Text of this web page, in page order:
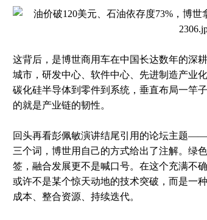
这背后，是博世商用车在中国长达数年的深
城市，研发中心、软件中心、先进制造产业
碳化硅半导体到零件到系统，垂直布局一竿
的就是产业链的韧性。
回头再看彭佩敏演讲结尾引用的论坛主题
三个词，博世用自己的方式给出了注解。绿
签，融合发展更不是喊口号。在这个充满不
或许不是某个惊天动地的技术突破，而是一
成本、整合资源、持续迭代。